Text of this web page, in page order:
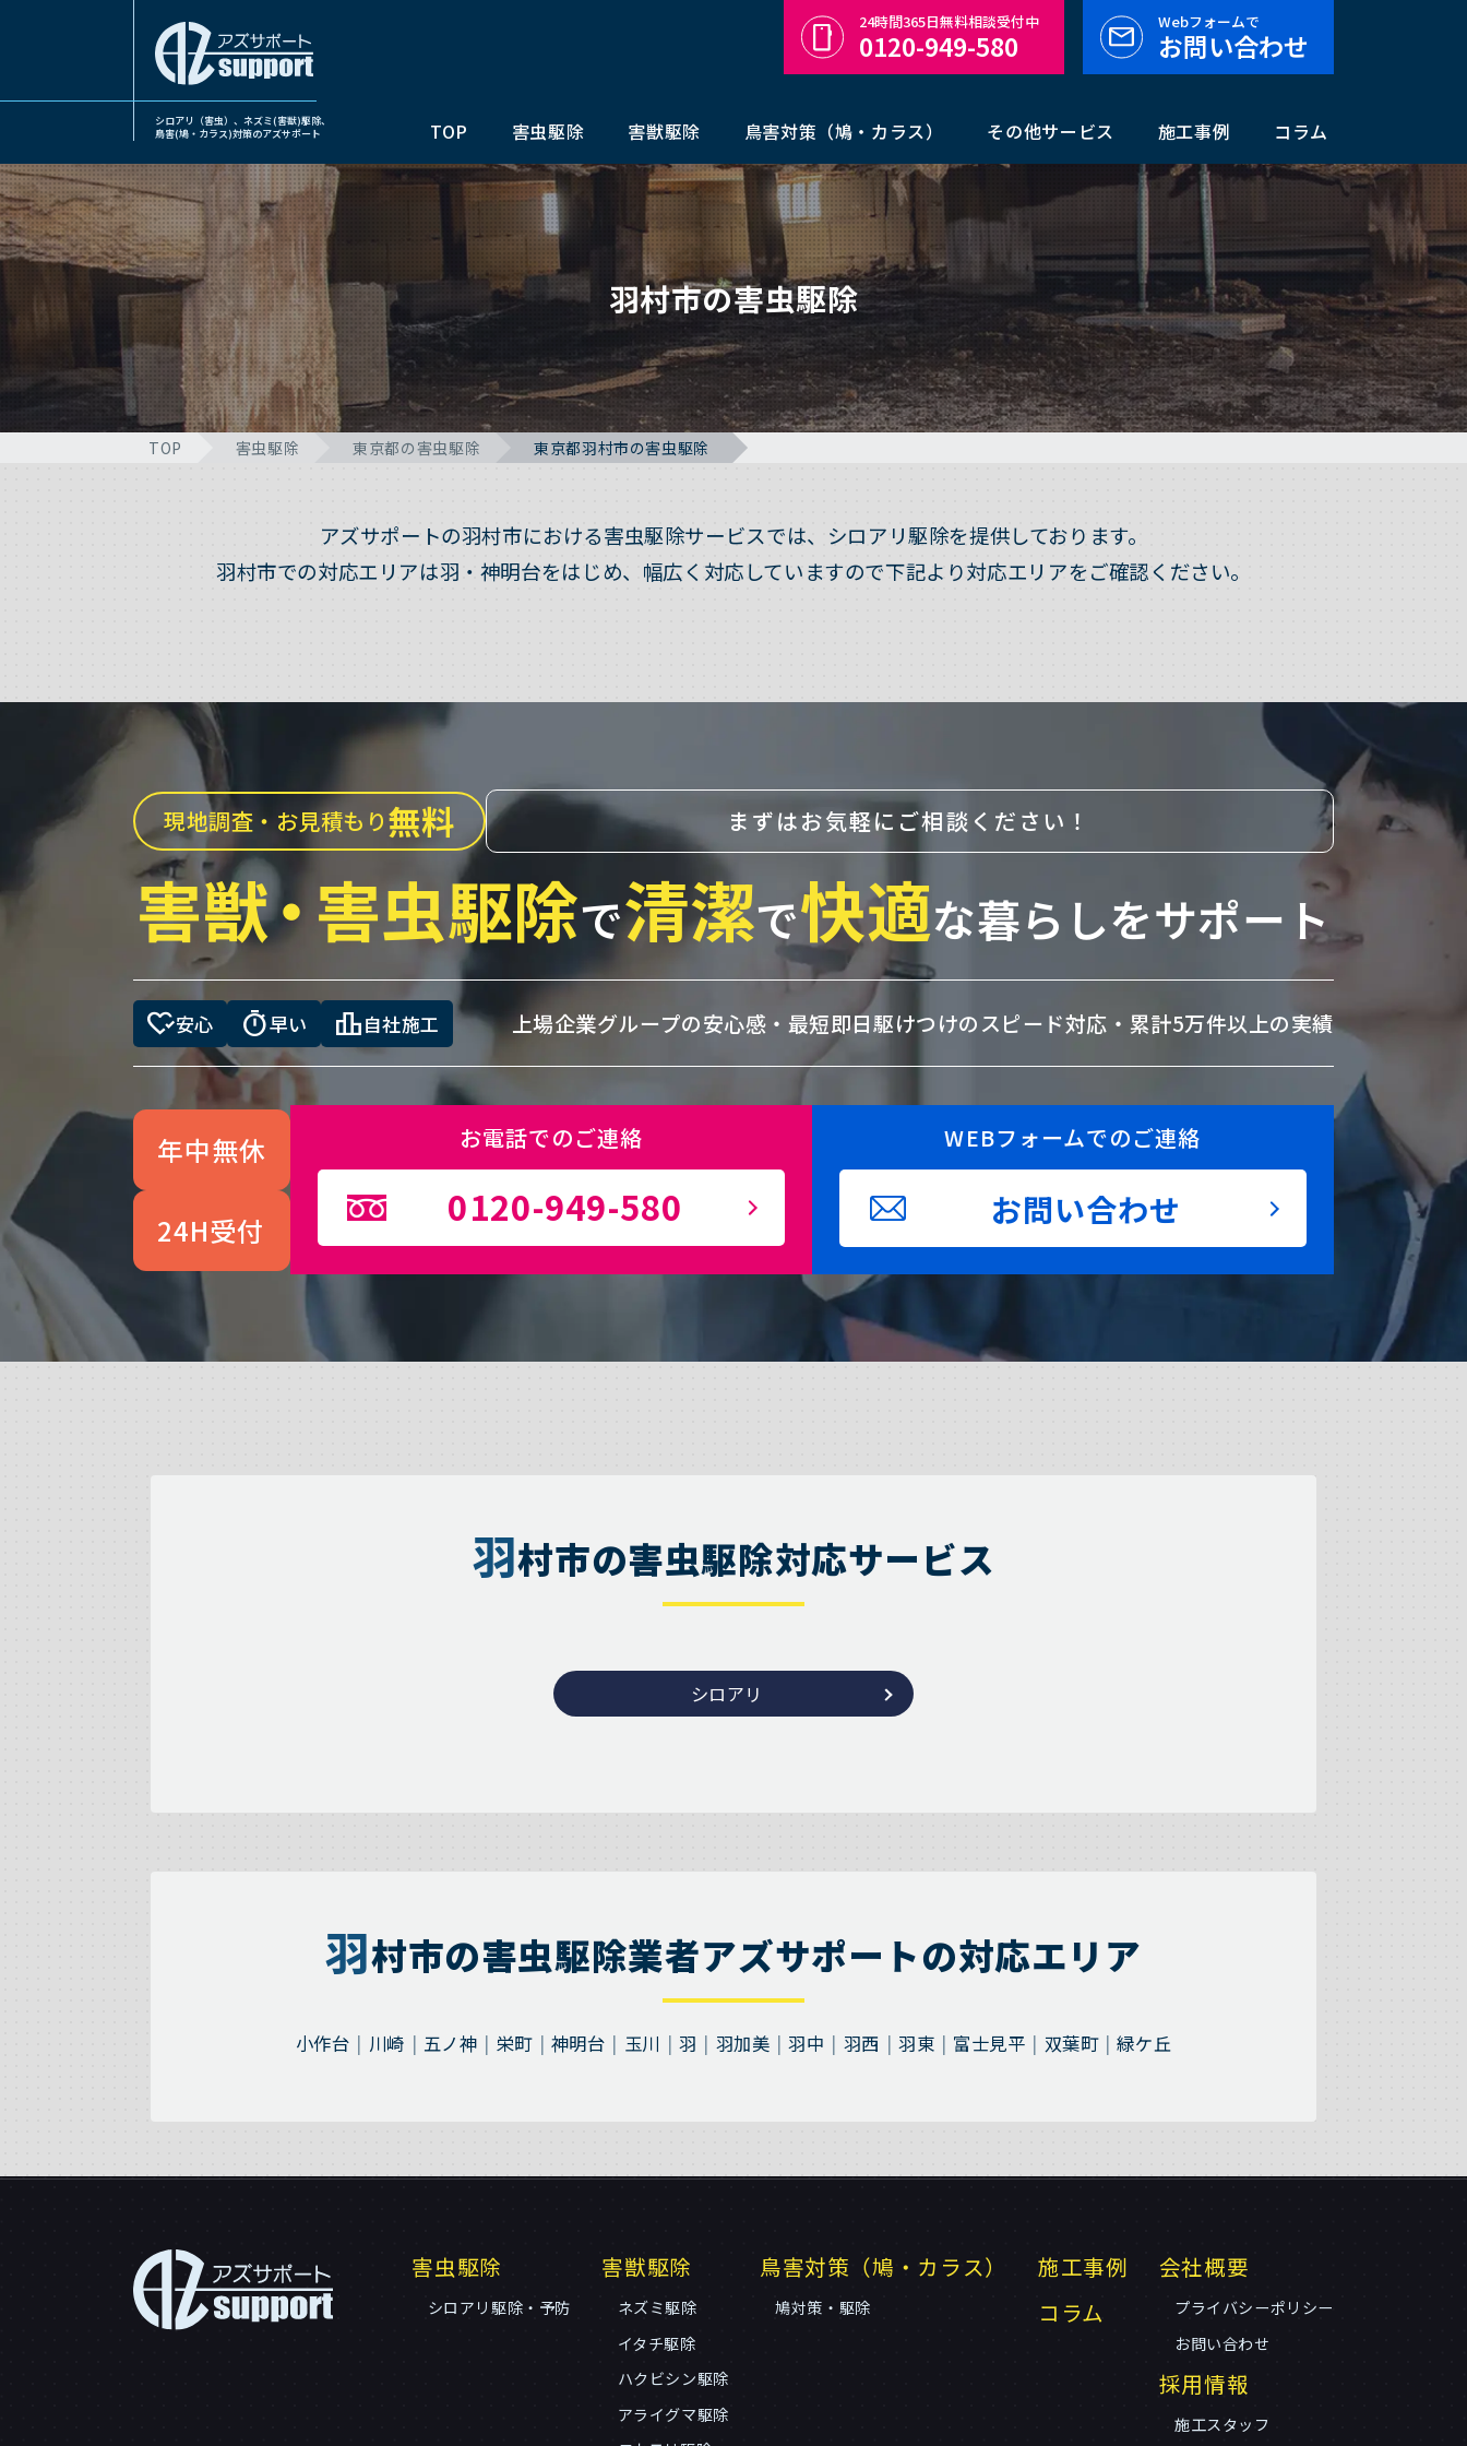
シロアリ（害虫）、ネズミ(害獣)駆除、
鳥害(鳩・カラス)対策のアズサポート
TOP 害虫駆除 害獣駆除 鳥害対策（鳩・カラス） その他サービス 施工事例 コラム
24時間365日無料相談受付中
0120-949-580
Webフォームで
お問い合わせ
羽村市の害虫駆除
TOP 害虫駆除 東京都の害虫駆除 東京都羽村市の害虫駆除
アズサポートの羽村市における害虫駆除サービスでは、シロアリ駆除を提供しております。
羽村市での対応エリアは羽・神明台をはじめ、幅広く対応していますので下記より対応エリアをご確認ください。
現地調査・お見積もり無料 まずはお気軽にご相談ください！
害獣・害虫駆除で清潔で快適な暮らしをサポート
heart_check安心 timer早い leaderboard自社施工 上場企業グループの安心感・ 最短即日駆けつけのスピード対応・ 累計5万件以上の実績
年中無休
24H受付
お電話でのご連絡
0120-949-580
WEBフォームでのご連絡
お問い合わせ
羽村市の害虫駆除対応サービス
シロアリ
羽村市の害虫駆除業者アズサポートの対応エリア
小作台 川崎 五ノ神 栄町 神明台 玉川 羽 羽加美 羽中 羽西 羽東 富士見平 双葉町 緑ケ丘
害虫駆除
シロアリ駆除・予防
害獣駆除
ネズミ駆除
イタチ駆除
ハクビシン駆除
アライグマ駆除
鳥害対策（鳩・カラス）
鳩対策・駆除
施工事例
コラム
会社概要
プライバシーポリシー
お問い合わせ
採用情報
施工スタッフ